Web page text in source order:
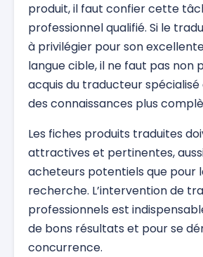
produit, il faut confier cette
professionnel qualifié. Si le
à privilégier pour son
langue cible, il ne faut pas non
acquis du traducteur spécialisé
des connaissances plus
Les fiches produits traduites
attractives et pertinentes,
acheteurs potentiels que pour
recherche. L’intervention de
professionnels est
de bons résultats et pour se
concurrence.